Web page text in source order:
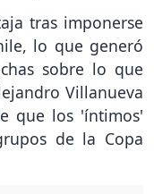
tras imponerse
lo que generó
sobre lo que
Villanueva
que los 'íntimos'
de la Copa